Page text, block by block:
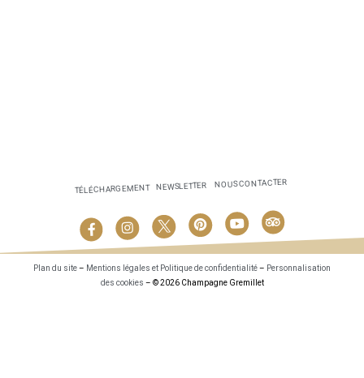
TÉLÉCHARGEMENT NEWSLETTER NOUS CONTACTER
Plan du site– Mentions légales et Politique de confidentialité– Personnalisation
des cookies – © 2026 Champagne Gremillet